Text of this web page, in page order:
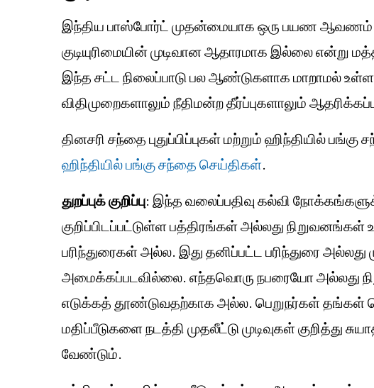
இந்திய பாஸ்போர்ட் முதன்மையாக ஒரு பயண
குடியுரிமையின் முடிவான ஆதாரமாக இல்லை என்று
இந்த சட்ட நிலைப்பாடு பல ஆண்டுகளாக மாறாமல்
விதிமுறைகளாலும் நீதிமன்ற தீர்ப்புகளாலும்
தினசரி சந்தை புதுப்பிப்புகள் மற்றும் ஹிந்தியில்
ஹிந்தியில் பங்கு சந்தை செய்திகள்.
துறப்புக் குறிப்பு: இந்த வலைப்பதிவு கல்வி
குறிப்பிடப்பட்டுள்ள பத்திரங்கள் அல்லது
பரிந்துரைகள் அல்ல. இது தனிப்பட்ட பரிந்துரை
அமைக்கப்படவில்லை. எந்தவொரு நபரையோ அல்லது
எடுக்கத் தூண்டுவதற்காக அல்ல. பெறுநர்கள் தங்கள்
மதிப்பீடுகளை நடத்தி முதலீட்டு முடிவுகள் குறித்து
வேண்டும்.